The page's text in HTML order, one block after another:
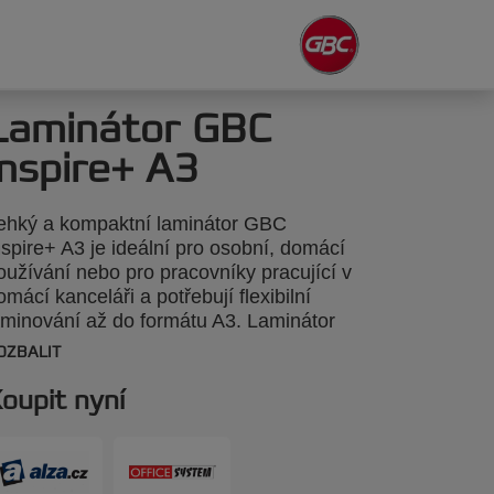
GBC
A3
a kompaktní laminátor GBC
A3 je ideální pro osobní, domácí
nebo pro pracovníky pracující v
kanceláři a potřebují flexibilní
až do formátu A3. Laminátor
jednoduše ovládá pomocí jediného
Laminovat můžete až 2x125
laminovací kapsy, díky kterým
Inspire+ GBC má také režim na
nyní